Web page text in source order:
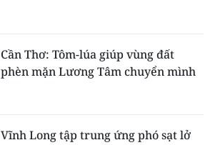
Cần Thơ: Tôm-lúa giúp vùng đất
phèn mặn Lương Tâm chuyển mình
Vĩnh Long tập trung ứng phó sạt lở